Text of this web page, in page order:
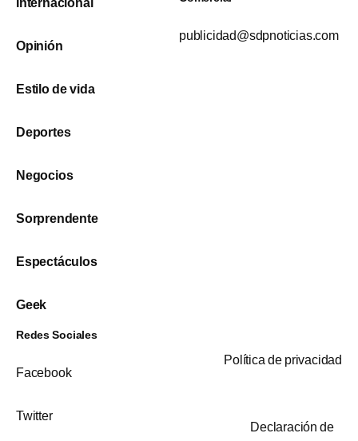
Internacional
Opinión
Estilo de vida
Deportes
Negocios
Sorprendente
Espectáculos
Geek
publicidad@sdpnoticias.com
Redes Sociales
Facebook
Twitter
Política de privacidad
Declaración de